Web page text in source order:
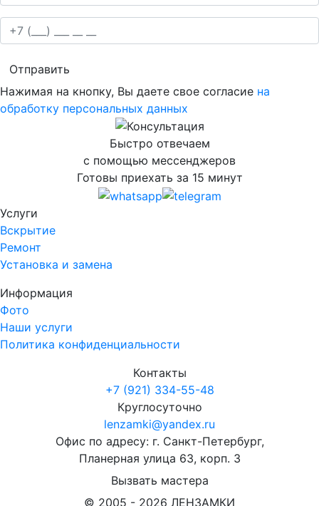
Отправить
Нажимая на кнопку, Вы даете свое согласие на
обработку персональных данных
Быстро отвечаем
с помощью мессенджеров
Готовы приехать за 15 минут
Услуги
Вскрытие
Ремонт
Установка и замена
Информация
Фото
Наши услуги
Политика конфиденциальности
Контакты
+7 (921) 334-55-48
Круглосуточно
lenzamki@yandex.ru
Офис по адресу: г. Санкт-Петербург,
Планерная улица 63, корп. 3
Вызвать мастера
© 2005 - 2026 ЛЕНЗАМКИ